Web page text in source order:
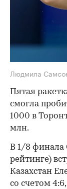
Людмила
Пятая
смогла
1000 в
млн.
В 1/8 финала
рейтинге)
Казахстан
со счетом 4:6,